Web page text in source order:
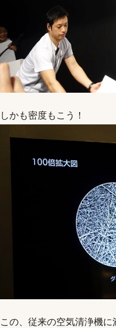
しかも密度もこう！
この、従来の空気清浄機